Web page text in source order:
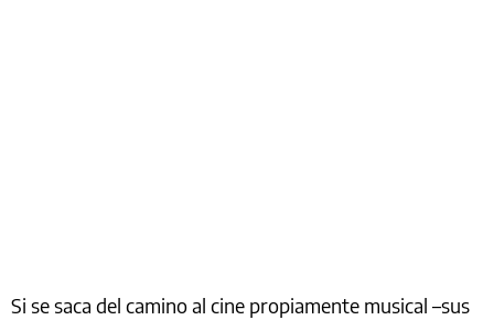
Si se saca del camino al cine propiamente musical –sus